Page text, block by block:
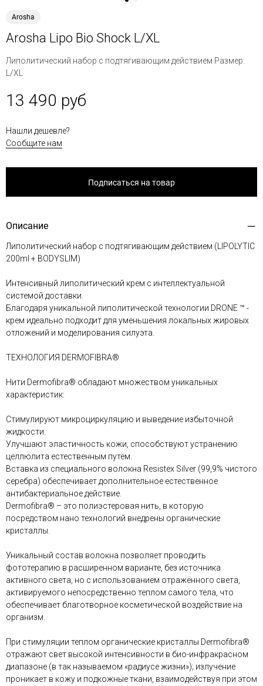
Arosha
Arosha Lipo Bio Shock L/XL
Липолитический набор с подтягивающим действием Размер:
L/XL
13 490 руб
Нашли дешевле?
Сообщите нам
Подписаться на товар
Описание
Липолитический набор с подтягивающим действием (LIPOLYTIC
200ml + BODYSLIM)
Интенсивный липолитический крем с интеллектуальной
системой доставки.
Благодаря уникальной липолитической технологии DRONE ™ -
крем идеально подходит для уменьшения локальных жировых
отложений и моделирования силуэта.
ТЕХНОЛОГИЯ DERMOFIBRA®
Нити Dermofibra® обладают множеством уникальных
характеристик:
Стимулируют микроциркуляцию и выведение избыточной
жидкости.
Улучшают эластичность кожи, способствуют устранению
целлюлита естественным путём.
Вставка из специального волокна Resistex Silver (99,9% чистого
серебра) обеспечивает дополнительное естественное
антибактериальное действие.
Dermofibra® – это полиэстеровая нить, в которую
посредством нано технологий внедрены органические
кристаллы.
Уникальный состав волокна позволяет проводить
фототерапию в расширенном варианте, без источника
активного света, но с использованием отражённого света,
активируемого непосредственно теплом самого тела, что
обеспечивает благотворное косметической воздействие на
организм.
При стимуляции теплом органические кристаллы Dermofibra®
отражают свет высокой интенсивности в био-инфракрасном
диапазоне (в так называемом «радиусе жизни»); излучение
проникает в кожу и подкожные ткани, взаимодействуя при этом